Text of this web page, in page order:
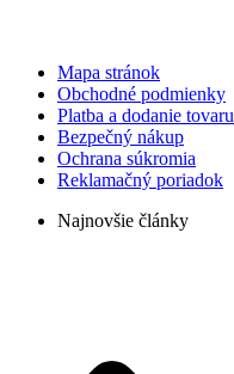
Mapa stránok
Obchodné podmienky
Platba a dodanie tovaru
Bezpečný nákup
Ochrana súkromia
Reklamačný poriadok
Najnovšie články